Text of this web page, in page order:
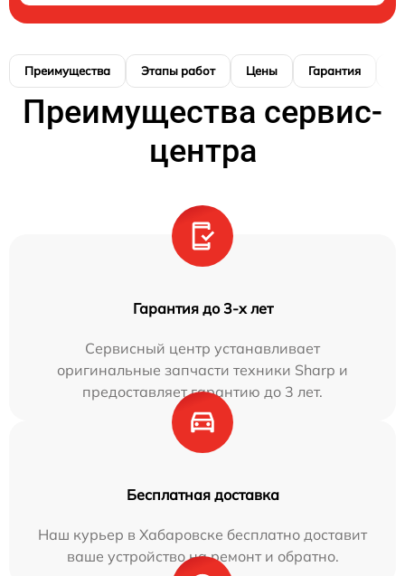
Преимущества Этапы работ Цены Гарантия
Преимущества сервис-
центра
Гарантия до 3-х лет
Сервисный центр устанавливает
оригинальные запчасти техники Sharp и
предоставляет гарантию до 3 лет.
Бесплатная доставка
Наш курьер в Хабаровске бесплатно доставит
ваше устройство на ремонт и обратно.